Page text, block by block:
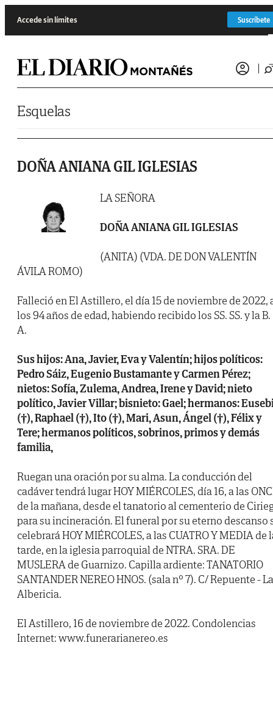
Accede sin límites Suscríbete
Esquelas
DOÑA ANIANA GIL IGLESIAS
LA SEÑORA
DOÑA ANIANA GIL IGLESIAS
(ANITA) (VDA. DE DON VALENTÍN
ÁVILA ROMO)
Falleció en El Astillero, el día 15 de noviembre de 2022,
los 94 años de edad, habiendo recibido los SS. SS. y la B.
A.
Sus hijos: Ana, Javier, Eva y Valentín; hijos políticos:
Pedro Sáiz, Eugenio Bustamante y Carmen Pérez;
nietos: Sofía, Zulema, Andrea, Irene y David; nieto
político, Javier Villar; bisnieto: Gael; hermanos:
(†), Raphael (†), Ito (†), Mari, Asun, Ángel (†), Félix y
Tere; hermanos políticos, sobrinos, primos y demás
familia,
Ruegan una oración por su alma. La conducción del
cadáver tendrá lugar HOY MIÉRCOLES, día 16, a las
de la mañana, desde el tanatorio al cementerio de
para su incineración. El funeral por su eterno descanso
celebrará HOY MIÉRCOLES, a las CUATRO Y MEDIA de
tarde, en la iglesia parroquial de NTRA. SRA. DE
MUSLERA de Guarnizo. Capilla ardiente: TANATORIO
SANTANDER NEREO HNOS. (sala nº 7). C/ Repuente - La
Albericia.
El Astillero, 16 de noviembre de 2022. Condolencias
Internet: www.funerarianereo.es